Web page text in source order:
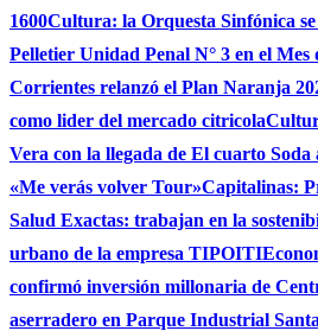
1600Cultura: la Orquesta Sinfónica
Pelletier Unidad Penal N° 3 en el
Corrientes relanzó el Plan Naranja
como lider del mercado citricola
Vera con la llegada de El cuarto
«Me verás volver Tour»Capitalinas:
Salud Exactas: trabajan en la
urbano de la empresa TIPOITI
confirmó inversión millonaria de
aserradero en Parque Industrial